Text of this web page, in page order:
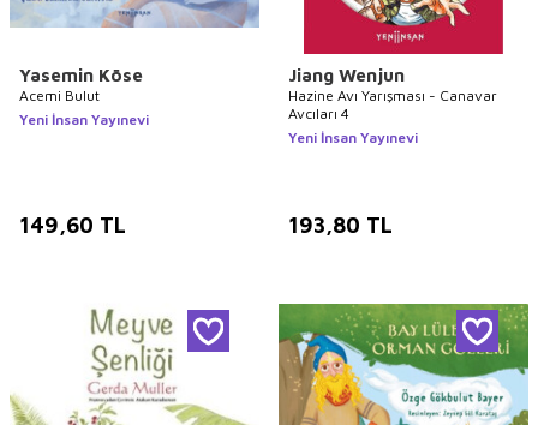
Yasemin Köse
Acemi Bulut
Yeni İnsan Yayınevi
149,60 TL
Jiang Wenjun
Hazine Avı Yarışması - Canavar
Avcıları 4
Yeni İnsan Yayınevi
193,80 TL